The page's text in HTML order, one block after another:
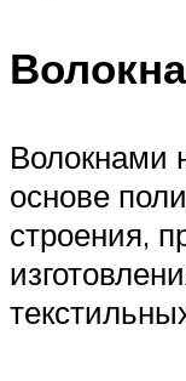
Волокна
Волокнами
основе
строения,